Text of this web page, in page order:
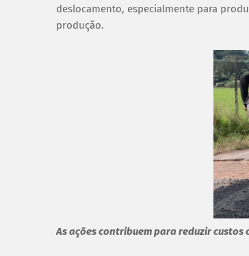
deslocamento, especialmente para
produção.
As ações contribuem para reduzir